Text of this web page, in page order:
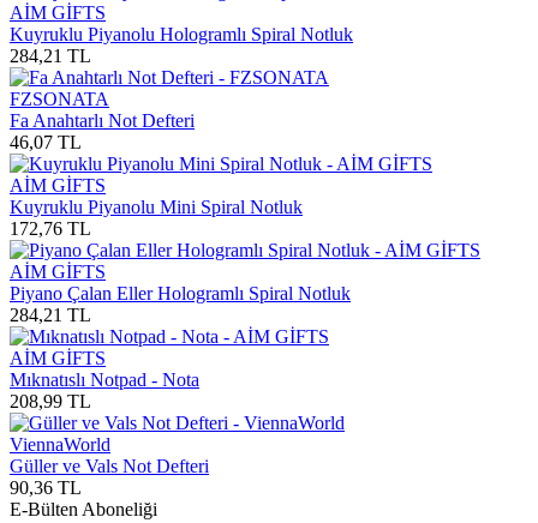
AİM GİFTS
Kuyruklu Piyanolu Hologramlı Spiral Notluk
284,21 TL
FZSONATA
Fa Anahtarlı Not Defteri
46,07 TL
AİM GİFTS
Kuyruklu Piyanolu Mini Spiral Notluk
172,76 TL
AİM GİFTS
Piyano Çalan Eller Hologramlı Spiral Notluk
284,21 TL
AİM GİFTS
Mıknatıslı Notpad - Nota
208,99 TL
ViennaWorld
Güller ve Vals Not Defteri
90,36 TL
E-Bülten Aboneliği